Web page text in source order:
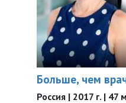
Больше, чем
Россия | 2017 г. |